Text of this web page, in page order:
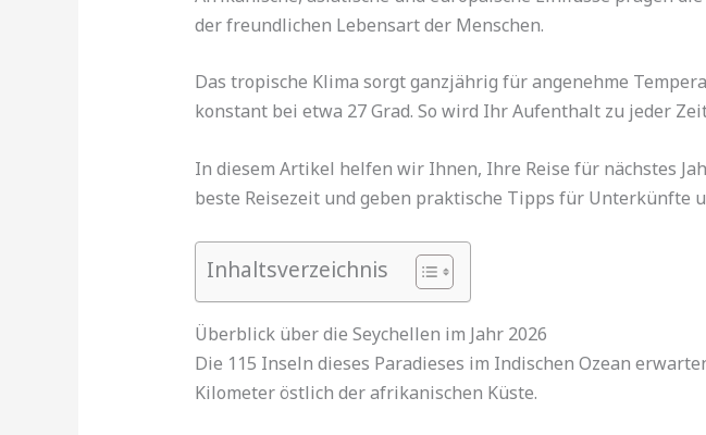
der freundlichen Lebensart der Menschen.
Das tropische Klima sorgt ganzjährig für angenehme
konstant bei etwa 27 Grad. So wird Ihr Aufenthalt zu jeder
In diesem Artikel helfen wir Ihnen, Ihre Reise für nächstes
beste Reisezeit und geben praktische Tipps für Unterkünfte
Inhaltsverzeichnis
Überblick über die Seychellen im Jahr 2026
Die 115 Inseln dieses Paradieses im Indischen Ozean
Kilometer östlich der afrikanischen Küste.